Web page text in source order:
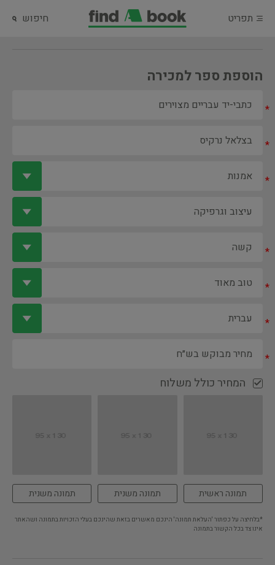
תפריט חיפוש
הוספת ספר למכירה
*
*
*
*
*
*
*
המחיר כולל משלוח
תמונה ראשית תמונה משנית תמונה משנית
*בלחיצה על כפתור 'העלאת תמונה' הינכם מאשרים בזאת שהינכם בעלי הזכויות בתמונה ושהאתר
אינו צד בכל הקשור בתמונה